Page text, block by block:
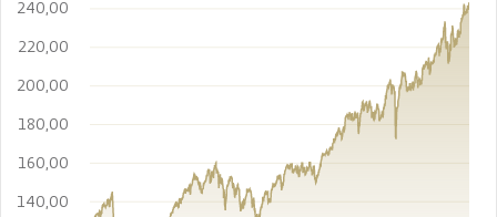
140,00
160,00
180,00
200,00
220,00
240,00